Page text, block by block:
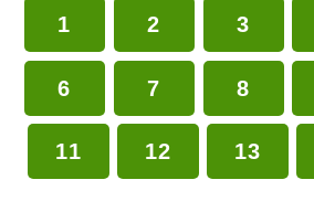
1 2 3
6 7 8
11 12 13